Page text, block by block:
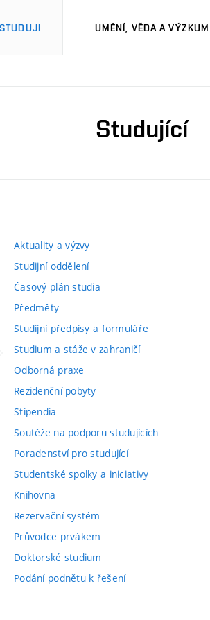
STUDUJI UMĚNÍ, VĚDA A VÝZKUM
Studující
Aktuality a výzvy
Studijní oddělení
Časový plán studia
Předměty
Studijní předpisy a formuláře
Studium a stáže v zahraničí
Odborná praxe
Rezidenční pobyty
Stipendia
Soutěže na podporu studujících
Poradenství pro studující
Studentské spolky a iniciativy
Knihovna
Rezervační systém
Průvodce prvákem
Doktorské studium
Podání podnětu k řešení